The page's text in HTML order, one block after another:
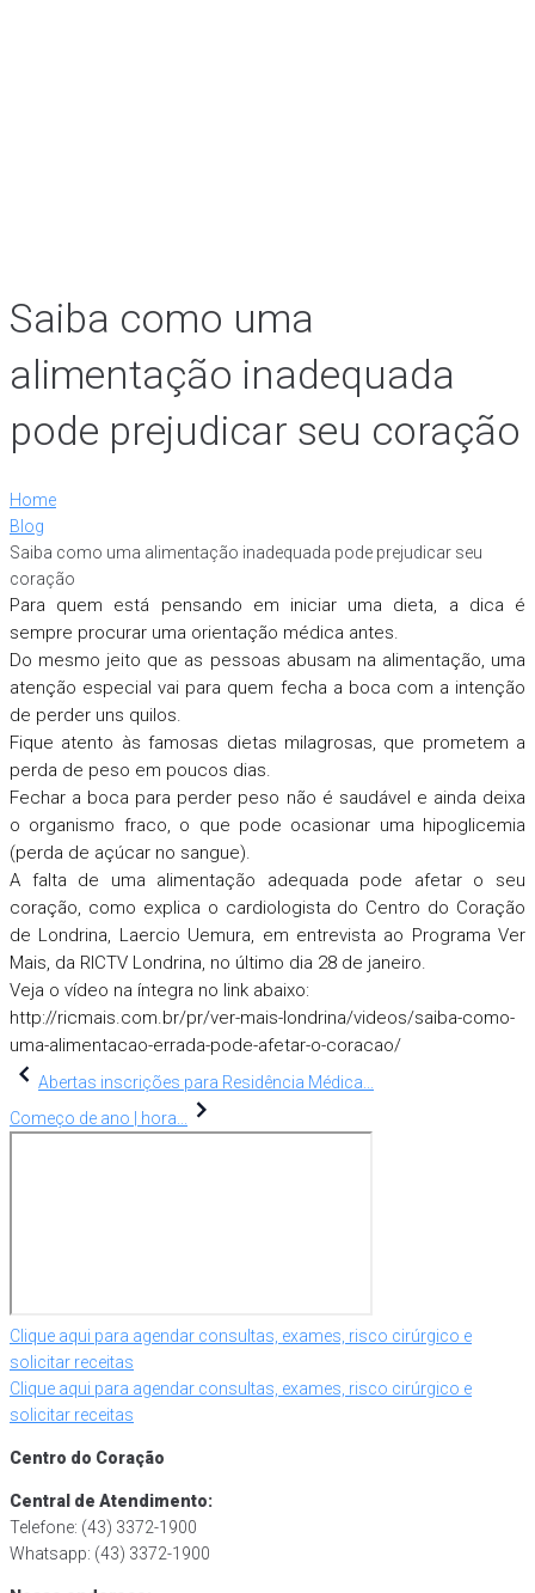
Saiba como uma
alimentação inadequada
pode prejudicar seu coração
Home
Blog
Saiba como uma alimentação inadequada pode prejudicar seu
coração
Para quem está pensando em iniciar uma dieta, a dica é
sempre procurar uma orientação médica antes.
Do mesmo jeito que as pessoas abusam na alimentação, uma
atenção especial vai para quem fecha a boca com a intenção
de perder uns quilos.
Fique atento às famosas dietas milagrosas, que prometem a
perda de peso em poucos dias.
Fechar a boca para perder peso não é saudável e ainda deixa
o organismo fraco, o que pode ocasionar uma hipoglicemia
(perda de açúcar no sangue).
A falta de uma alimentação adequada pode afetar o seu
coração, como explica o cardiologista do Centro do Coração
de Londrina, Laercio Uemura, em entrevista ao Programa Ver
Mais, da RICTV Londrina, no último dia 28 de janeiro.
Veja o vídeo na íntegra no link abaixo:
http://ricmais.com.br/pr/ver-mais-londrina/videos/saiba-como-
uma-alimentacao-errada-pode-afetar-o-coracao/
Navegação
de
Abertas inscrições para Residência Médica...
Começo de ano | hora...
Clique aqui para agendar consultas, exames, risco cirúrgico e
solicitar receitas
Clique aqui para agendar consultas, exames, risco cirúrgico e
solicitar receitas
Centro do Coração
Central de Atendimento:
Telefone: (43) 3372-1900
Whatsapp: (43) 3372-1900